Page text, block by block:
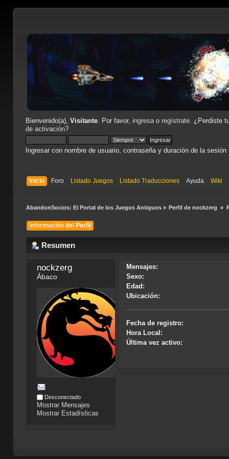
Bienvenido(a), Visitante. Por favor, ingresao regístrate. ¿Perdiste
de activación?
Ingresar con nombre de usuario, contraseña y duración de la sesión
Inicio Foro Listado Juegos Listado Traducciones Ayuda Wiki
AbandonSocios: El Portal de los Juegos Antiguos» Perfil de nockzerg »
Información del Perfil
Resumen
nockzerg
Ábaco
Desconectado
Mostrar Mensajes
Mostrar Estadísticas
Mensajes:
Sexo:
Edad:
Ubicación:
Fecha de registro:
Hora Local:
Última vez activo: